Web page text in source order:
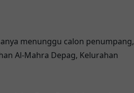
menunggu calon penumpang,
Al-Mahra Depag, Kelurahan